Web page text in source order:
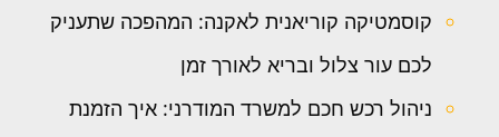
קוסמטיקה קוריאנית לאקנה: המהפכה שתעניק
לכם עור צלול ובריא לאורך זמן
ניהול רכש חכם למשרד המודרני: איך הזמנת